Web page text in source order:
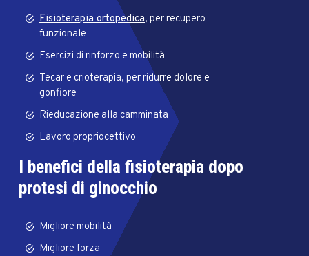
Fisioterapia ortopedica, per recupero
funzionale
Esercizi di rinforzo e mobilità
Tecar e crioterapia, per ridurre dolore e
gonfiore
Rieducazione alla camminata
Lavoro propriocettivo
I benefici della fisioterapia dopo
protesi di ginocchio
Migliore mobilità
Migliore forza